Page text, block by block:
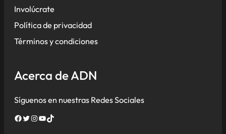
Involúcrate
Política de privacidad
Términos y condiciones
Acerca de ADN
Síguenos en nuestras Redes Sociales
Facebook
Twitter
Instagram
YouTube
TikTok